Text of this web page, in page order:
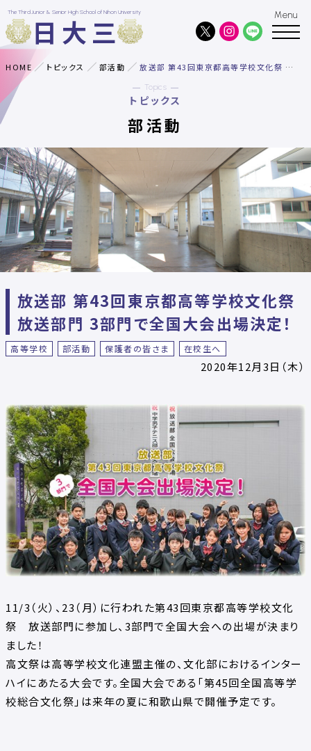
The Third Junior & Senior High School of Nihon University
日大三
HOME トピックス 部活動 放送部 第43回東京都高等学校文化祭 放送部門 3部門で全国大会出場決定！
Topics
トピックス
部活動
放送部 第43回東京都高等学校文化祭
放送部門 3部門で全国大会出場決定！
高等学校 部活動 保護者の皆さま 在校生へ
2020年12月3日（木）
11/3（火）、23（月）に行われた第43回東京都高等学校文化
祭 放送部門に参加し、3部門で全国大会への出場が決まり
ました！
高文祭は高等学校文化連盟主催の、文化部におけるインター
ハイにあたる大会です。全国大会である「第45回全国高等学
校総合文化祭」は来年の夏に和歌山県で開催予定です。